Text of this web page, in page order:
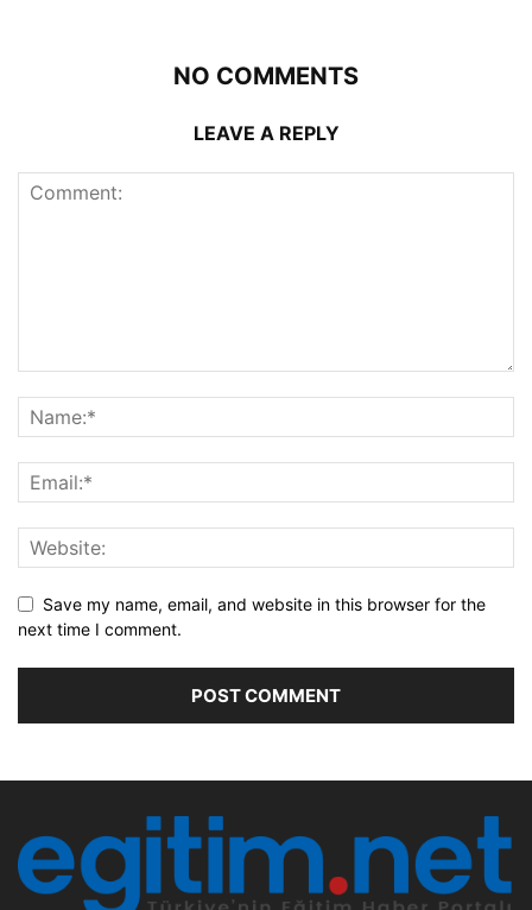
NO COMMENTS
LEAVE A REPLY
Save my name, email, and website in this browser for the
next time I comment.